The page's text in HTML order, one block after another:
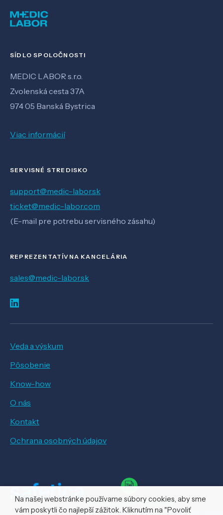
SÍDLO SPOLOČNOSTI
MEDIC LABOR s.r.o.
Zvolenská cesta 37A
974 05 Banská Bystrica
Viac informácií
SERVISNÉ STREDISKO
support@medic-labor.sk
ticket@medic-labor.com
(E-mail pre potrebu servisného zásahu)
REPREZENTATÍVNA KANCELÁRIA
sales@medic-labor.sk
Veda a výskum
Pôsobenie
Know-how
O nás
Kontakt
Ochrana osobných údajov
Na našej webstránke používame súbory cookies, aby sme
vám poskytli čo najlepší zážitok. Kliknutím na "Povoliť